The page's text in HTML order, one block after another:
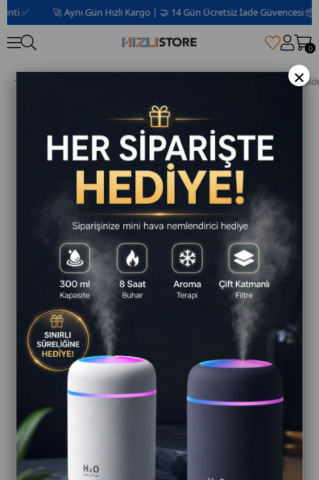
✅ 🚀 Aynı Gün Hızlı Kargo | 🤝 14 Gün Ücretsiz İade Güvencesi 📦 | 2
0
×